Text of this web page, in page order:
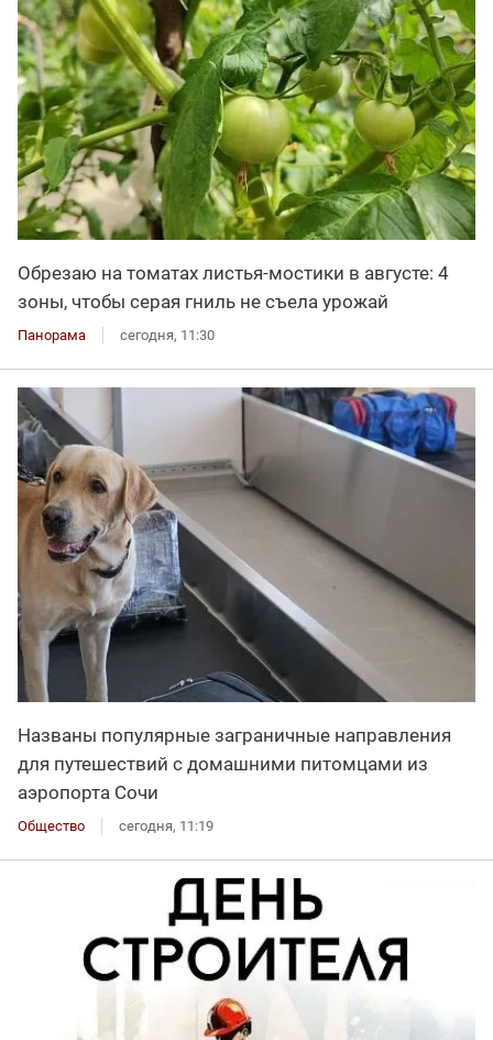
Обрезаю на томатах листья-мостики в августе: 4
зоны, чтобы серая гниль не съела урожай
Панорама сегодня, 11:30
Названы популярные заграничные направления
для путешествий с домашними питомцами из
аэропорта Сочи
Общество сегодня, 11:19